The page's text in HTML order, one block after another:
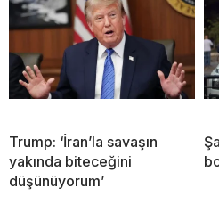
Trump: ‘İran’la savaşın
yakında biteceğini
düşünüyorum’